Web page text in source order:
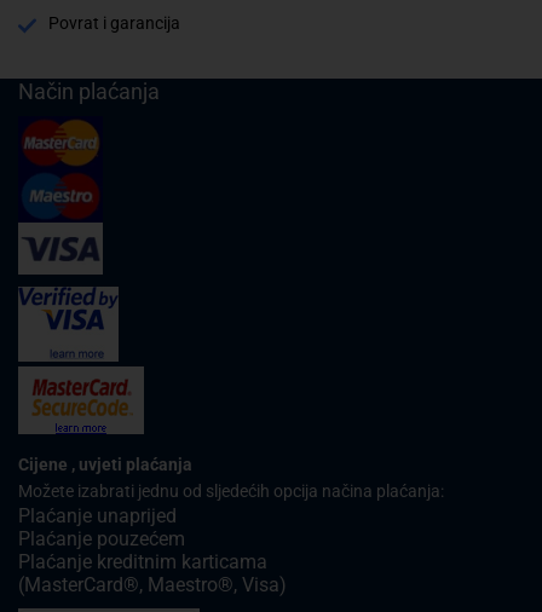
Povrat i garancija
Način plaćanja
Cijene , uvjeti plaćanja
Možete izabrati jednu od sljedećih opcija načina plaćanja:
Plaćanje unaprijed
Plaćanje pouzećem
Plaćanje kreditnim karticama
(MasterCard®, Maestro®, Visa)